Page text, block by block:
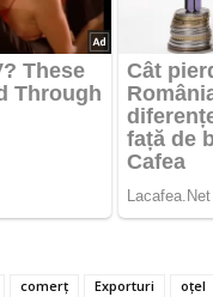
comerț Exporturi oțel